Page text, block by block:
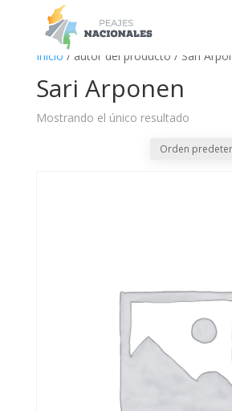
Inicio / autor del producto / Sari
Sari Arponen
Mostrando el único resultado